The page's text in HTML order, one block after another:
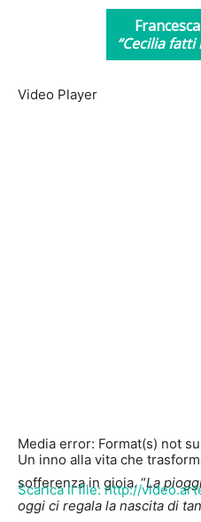
“Cecilia
Video Player
Media error: Format(s) not
Scarica il file: http://
Un inno alla vita che
sofferenza in gioia. “La
oggi ci regala la nascita di